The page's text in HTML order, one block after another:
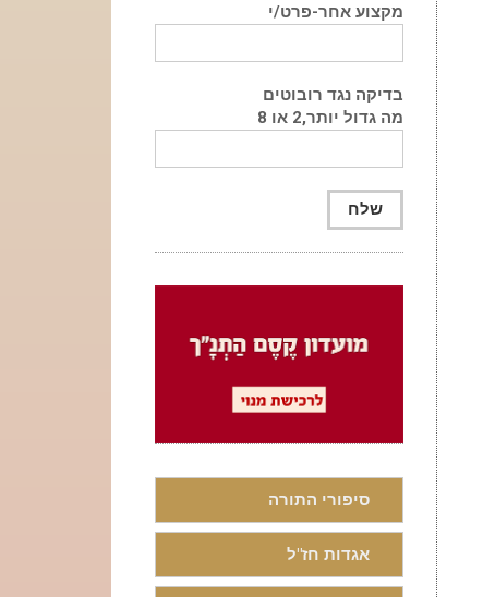
מקצוע אחר-פרט/י
בדיקה נגד רובוטים
מה גדול יותר,2 או 8
סיפורי התורה
אגדות חז"ל